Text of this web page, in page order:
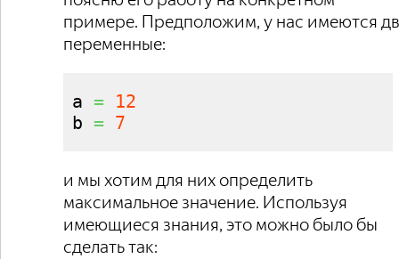
примере. Предположим, у нас имеются
переменные:
a = 12
b = 7
и мы хотим для них определить
максимальное значение. Используя
имеющиеся знания, это можно было бы
сделать так: